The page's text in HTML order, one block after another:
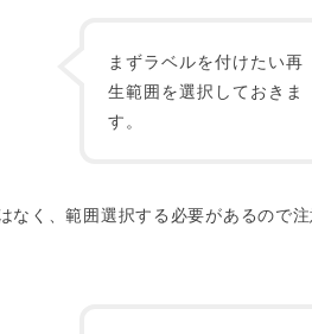
まずラベルを付けたい再
生範囲を選択しておきま
す。
なく、範囲選択する必要があるので